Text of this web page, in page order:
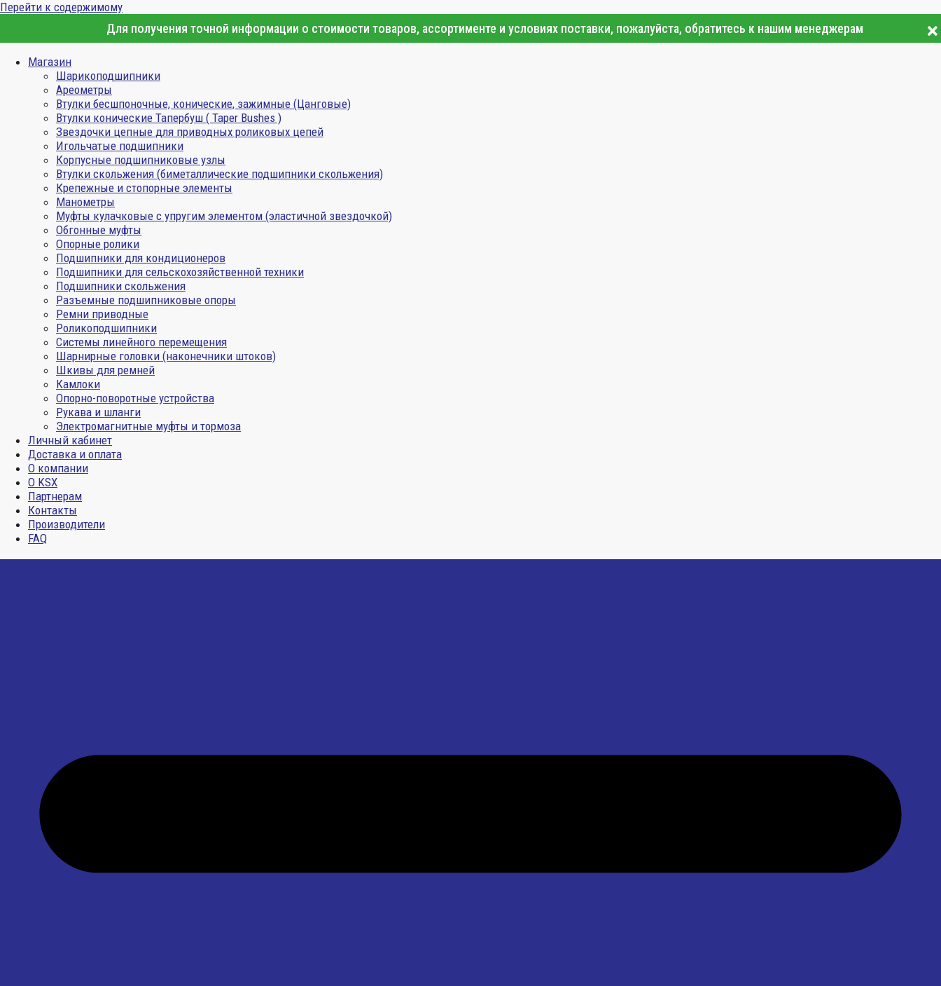
Перейти к содержимому
Для получения точной информации о стоимости товаров, ассортименте и условиях поставки, пожалуйста, обратитесь к нашим менеджерам
Магазин
Шарикоподшипники
Ареометры
Втулки бесшпоночные, конические, зажимные (Цанговые)
Втулки конические Тапербуш ( Taper Bushes )
Звездочки цепные для приводных роликовых цепей
Игольчатые подшипники
Корпусные подшипниковые узлы
Втулки скольжения (биметаллические подшипники скольжения)
Крепежные и стопорные элементы
Манометры
Муфты кулачковые с упругим элементом (эластичной звездочкой)
Обгонные муфты
Опорные ролики
Подшипники для кондиционеров
Подшипники для сельскохозяйственной техники
Подшипники скольжения
Разъемные подшипниковые опоры
Ремни приводные
Роликоподшипники
Системы линейного перемещения
Шарнирные головки (наконечники штоков)
Шкивы для ремней
Камлоки
Опорно-поворотные устройства
Рукава и шланги
Электромагнитные муфты и тормоза
Личный кабинет
Доставка и оплата
О компании
О KSX
Партнерам
Контакты
Производители
FAQ